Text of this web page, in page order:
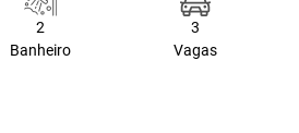
2
Banheiro
3
Vagas